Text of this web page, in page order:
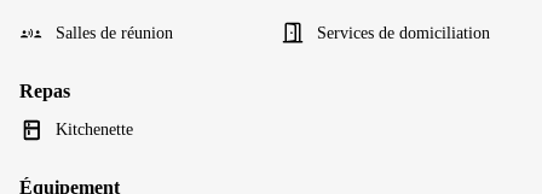
Salles de réunion Services de domiciliation
Repas
Kitchenette
Équipement